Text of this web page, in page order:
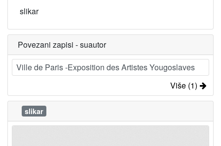
slikar
Povezani zapisi - suautor
Ville de Paris -Exposition des Artistes Yougoslaves
Više (1)
slikar